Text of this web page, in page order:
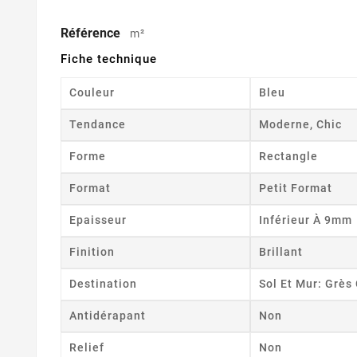
Référence m²
Fiche technique
Couleur Bleu
Tendance Moderne, Chic
Forme Rectangle
Format Petit Format
Epaisseur Inférieur À 9mm
Finition Brillant
Destination Sol Et Mur: Grès
Antidérapant Non
Relief Non